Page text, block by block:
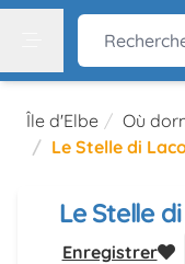
Rechercher
Île d'Elbe Où
Le Stelle di
Le Stelle
Enregistrer